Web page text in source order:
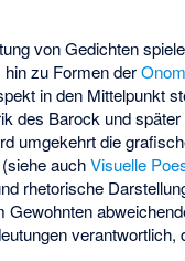
von Gedichten
hin zu Formen der
in den Mittelpunkt
des Barock und
umgekehrt die
(siehe auchVisuelle
rhetorische
verantwortlich,